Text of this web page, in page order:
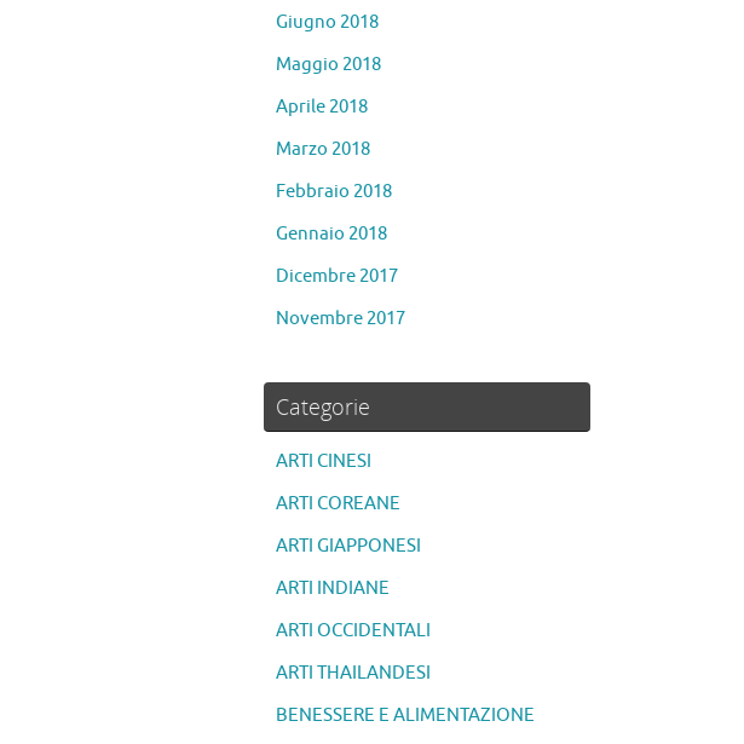
Giugno 2018
Maggio 2018
Aprile 2018
Marzo 2018
Febbraio 2018
Gennaio 2018
Dicembre 2017
Novembre 2017
Categorie
ARTI CINESI
ARTI COREANE
ARTI GIAPPONESI
ARTI INDIANE
ARTI OCCIDENTALI
ARTI THAILANDESI
BENESSERE E ALIMENTAZIONE